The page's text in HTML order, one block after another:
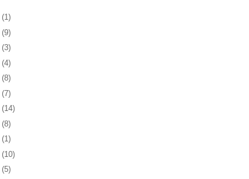
(1)
(9)
(3)
(4)
(8)
(7)
(14)
(8)
(1)
(10)
(5)